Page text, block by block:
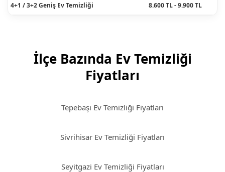
4+1 / 3+2 Geniş Ev Temizliği 8.600 TL - 9.900 TL
İlçe Bazında Ev Temizliği
Fiyatları
Tepebaşı Ev Temizliği Fiyatları
Sivrihisar Ev Temizliği Fiyatları
Seyitgazi Ev Temizliği Fiyatları